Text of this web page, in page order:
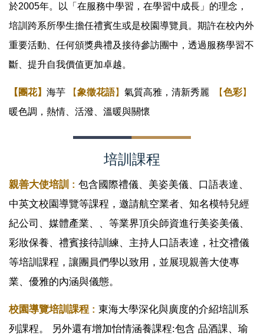
於2005年。以「在服務中學習，在學習中成長」的理念，
培訓跨系所學生擔任禮賓生或是校園導覽員。期許在校內外
重要活動、任何頒獎典禮及接待參訪團中，透過服務學習不
斷、提升自我價值更加卓越。
【團花】 海芋 【象徵花語】 氣質高雅，清新秀麗 【色彩】
暖色調，熱情、活潑、溫暖與關懷
培訓課程
親善大使培訓 : 包含國際禮儀、美姿美儀、口語表達、
中英文校園導覽等課程，邀請航空業者、知名模特兒經
紀公司、媒體產業、、等業界頂尖師資進行美姿美儀、
彩妝保養、禮賓接待訓練、主持人口語表達，社交禮儀
等培訓課程，讓團員們學以致用，並展現親善大使專
業、優雅的內涵與儀態。
校園導覽培訓課程 : 東海大學深化與廣度的介紹培訓系
列課程。 另外還有增加怡情涵養課程:包含 品酒課、瑜